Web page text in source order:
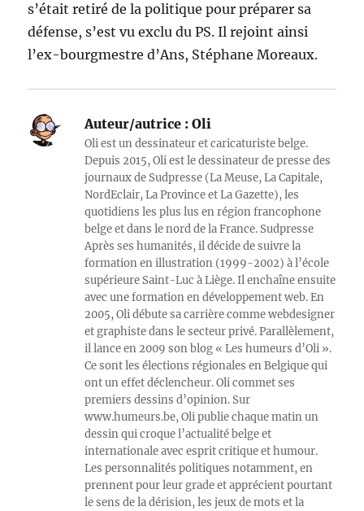
s’était retiré de la politique pour préparer sa
défense, s’est vu exclu du PS. Il rejoint ainsi
l’ex-bourgmestre d’Ans, Stéphane Moreaux.
Auteur/autrice : Oli
Oli est un dessinateur et caricaturiste belge.
Depuis 2015, Oli est le dessinateur de presse des
journaux de Sudpresse (La Meuse, La Capitale,
NordEclair, La Province et La Gazette), les
quotidiens les plus lus en région francophone
belge et dans le nord de la France. Sudpresse
Après ses humanités, il décide de suivre la
formation en illustration (1999-2002) à l’école
supérieure Saint-Luc à Liège. Il enchaîne ensuite
avec une formation en développement web. En
2005, Oli débute sa carrière comme webdesigner
et graphiste dans le secteur privé. Parallèlement,
il lance en 2009 son blog « Les humeurs d’Oli ».
Ce sont les élections régionales en Belgique qui
ont un effet déclencheur. Oli commet ses
premiers dessins d’opinion. Sur
www.humeurs.be, Oli publie chaque matin un
dessin qui croque l’actualité belge et
internationale avec esprit critique et humour.
Les personnalités politiques notamment, en
prennent pour leur grade et apprécient pourtant
le sens de la dérision, les jeux de mots et la